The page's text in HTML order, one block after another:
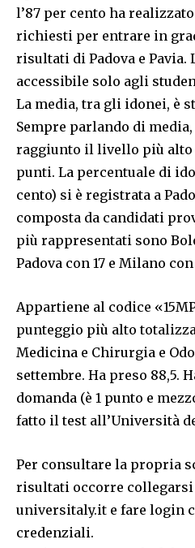
l’87 per cento ha
richiesti per entrare in
risultati di Padova e Pavia.
accessibile solo agli
La media, tra gli idonei, è
Sempre parlando di media,
raggiunto il livello più alto
punti. La percentuale di
cento) si è registrata a
composta da candidati
più rappresentati sono
Padova con 17 e Milano con
Appartiene al codice
punteggio più alto
Medicina e Chirurgia e
settembre. Ha preso 88,5.
domanda (è 1 punto e
fatto il test all’Università
Per consultare la propria
risultati occorre
universitaly.it e fare login
credenziali.